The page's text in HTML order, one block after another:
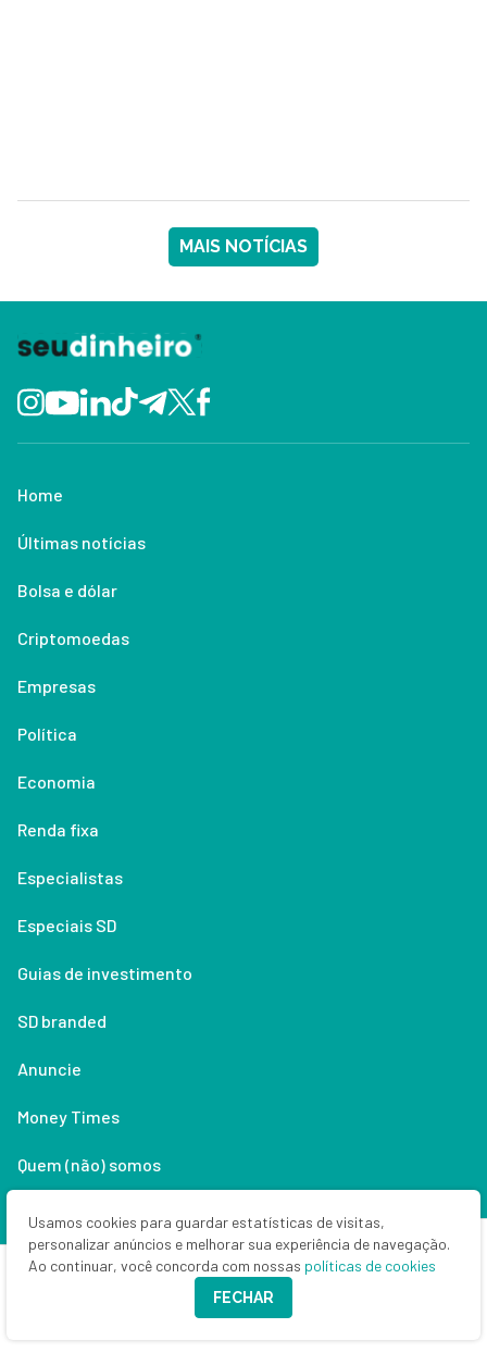
MAIS NOTÍCIAS
Home
Últimas notícias
Bolsa e dólar
Criptomoedas
Empresas
Política
Economia
Renda fixa
Especialistas
Especiais SD
Guias de investimento
SD branded
Anuncie
Money Times
Quem (não) somos
Política de privacidade
Usamos cookies para guardar estatísticas de visitas,
personalizar anúncios e melhorar sua experiência de navegação.
Ao continuar, você concorda com nossas políticas de cookies
FECHAR